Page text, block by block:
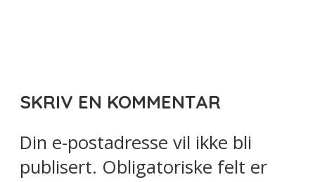
SKRIV EN KOMMENTAR
Din e-postadresse vil ikke bli
publisert. Obligatoriske felt er